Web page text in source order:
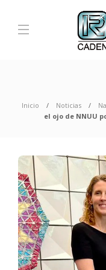
Inicio Noticias
el ojo de NNUU